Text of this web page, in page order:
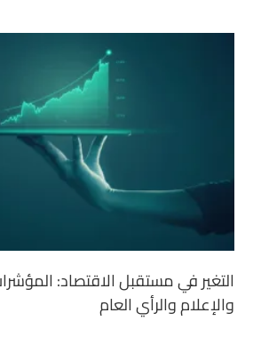
التغير في مستقبل الاقتصاد:
والإعلام والرأي العام